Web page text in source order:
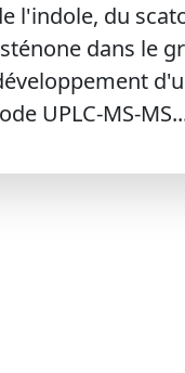
l'indole, du
dans le
UPLC-MS-